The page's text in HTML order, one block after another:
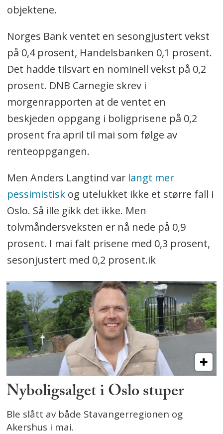
objektene.
Norges Bank ventet en sesongjustert vekst
på 0,4 prosent, Handelsbanken 0,1 prosent.
Det hadde tilsvart en nominell vekst på 0,2
prosent. DNB Carnegie skrev i
morgenrapporten at de ventet en
beskjeden oppgang i boligprisene på 0,2
prosent fra april til mai som følge av
renteoppgangen.
Men Anders Langtind var langt mer
pessimistiskog utelukket ikke et større fall i
Oslo. Så ille gikk det ikke. Men
tolvmåndersveksten er nå nede på 0,9
prosent. I mai falt prisene med 0,3 prosent,
sesonjustert med 0,2 prosent.ik
Nyboligsalget i Oslo stuper
Ble slått av både Stavangerregionen og
Akershus i mai.